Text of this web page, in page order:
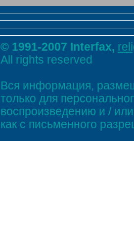
© 1991-2007 Interfax,
All rights reserved
Вся информация,
только для
воспроизведению и /
как с письменного